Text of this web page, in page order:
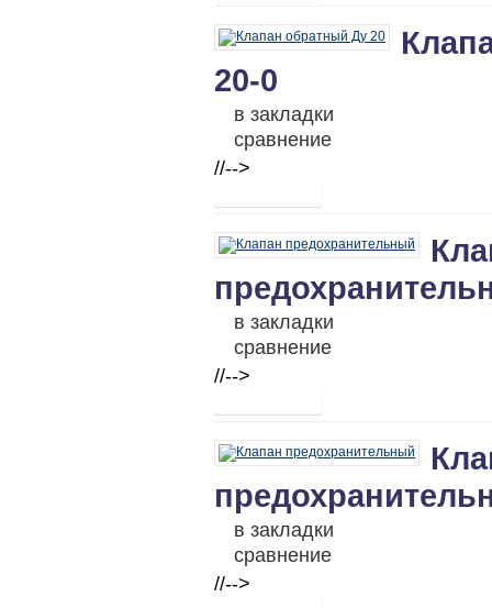
20-0
в закладки
сравнение
//-->
в закладки
сравнение
//-->
в закладки
сравнение
//-->